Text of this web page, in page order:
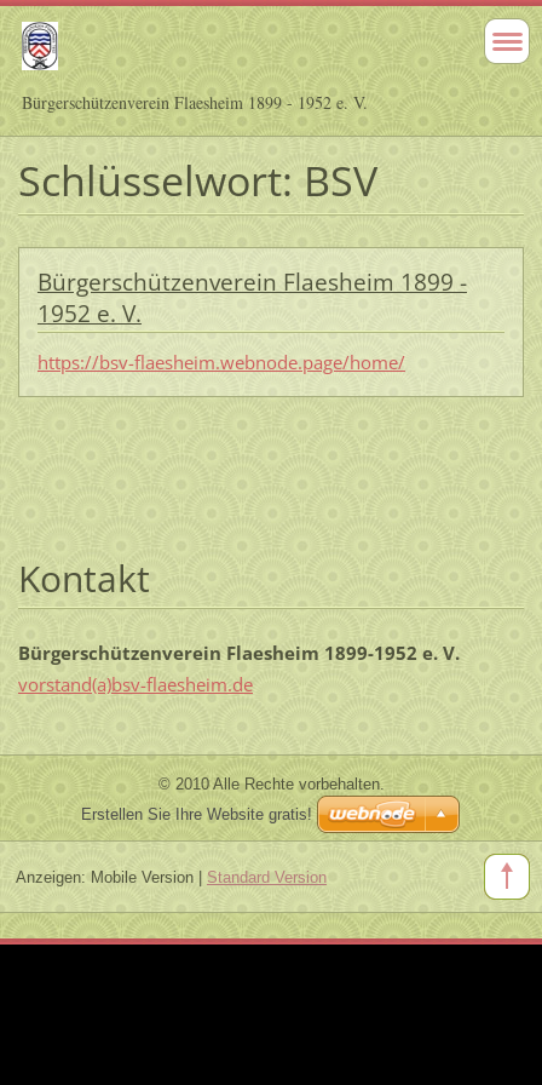
Bürgerschützenverein Flaesheim 1899 - 1952 e. V.
Schlüsselwort: BSV
Bürgerschützenverein Flaesheim 1899 -
1952 e. V.
https://bsv-flaesheim.webnode.page/home/
Kontakt
Bürgerschützenverein Flaesheim 1899-1952 e. V.
vorstand(a)bsv-flaesheim.de
© 2010 Alle Rechte vorbehalten.
Erstellen Sie Ihre Website gratis!
Anzeigen: Mobile Version| Standard Version